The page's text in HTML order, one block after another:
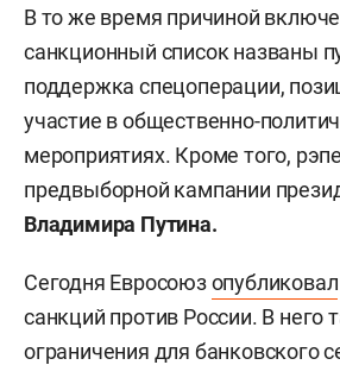
В то же время причиной
санкционный список названы
поддержка спецоперации,
участие в общественно-
мероприятиях. Кроме того,
предвыборной кампании
Владимира Путина.
Сегодня Евросоюзопубликовал
санкций против России. В него
ограничения для банковского